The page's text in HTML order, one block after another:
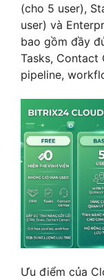
(cho 5 user),
user) và
bao gồm đầy
Tasks, Contact
pipeline,
Ưu điểm của